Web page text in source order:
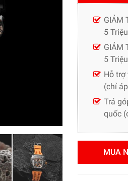
GIẢM
5 Triệu
GIẢM
5 Triệu
Hỗ trợ
(chỉ
Trả
quốc
MUA